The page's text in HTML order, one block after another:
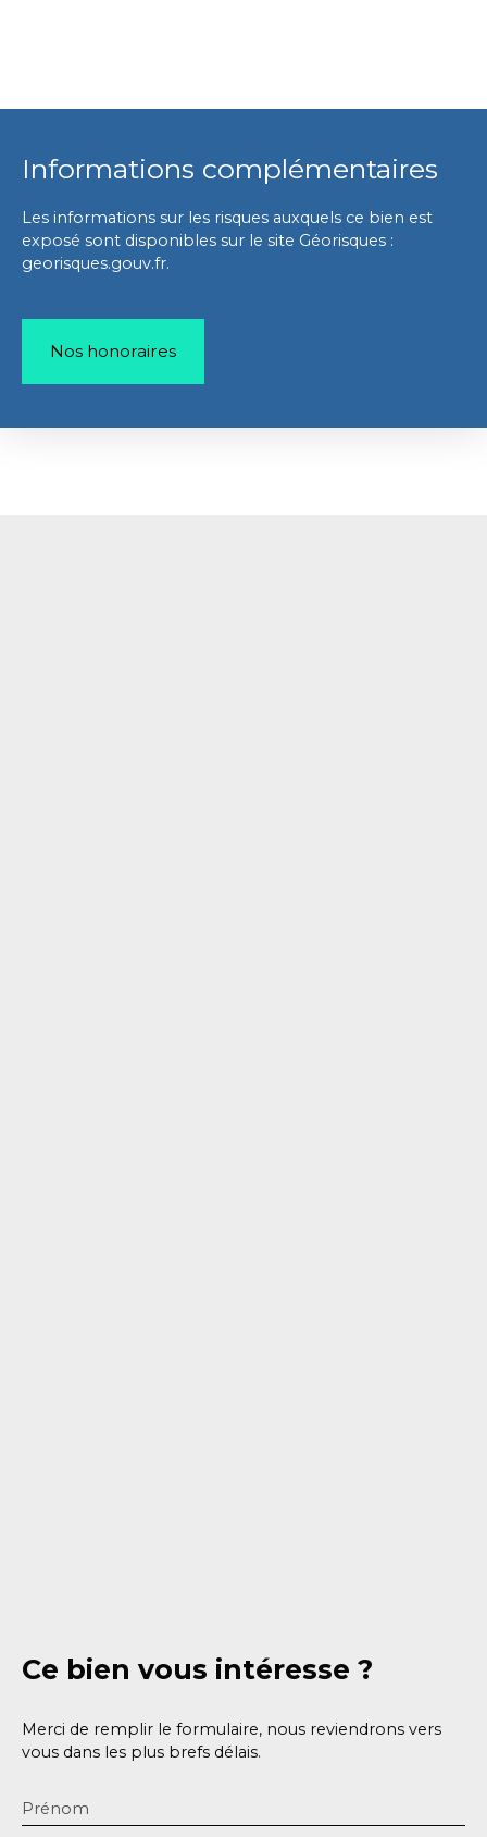
Informations complémentaires
Les informations sur les risques auxquels ce bien est
exposé sont disponibles sur le site Géorisques :
georisques.gouv.fr.
Nos honoraires
Ce bien vous intéresse ?
Merci de remplir le formulaire, nous reviendrons vers
vous dans les plus brefs délais.
Prénom